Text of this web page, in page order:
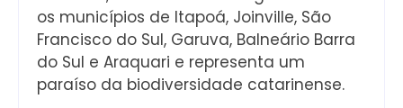
os municípios de Itapoá, Joinville, São
Francisco do Sul, Garuva, Balneário Barra
do Sul e Araquari e representa um
paraíso da biodiversidade catarinense.